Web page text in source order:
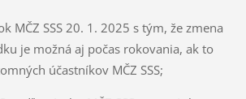
MČZ SSS 20. 1. 2025 s tým, že zmena
je možná aj počas rokovania, ak to
účastníkov MČZ SSS;